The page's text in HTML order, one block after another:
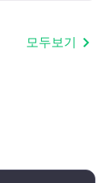
모두보기